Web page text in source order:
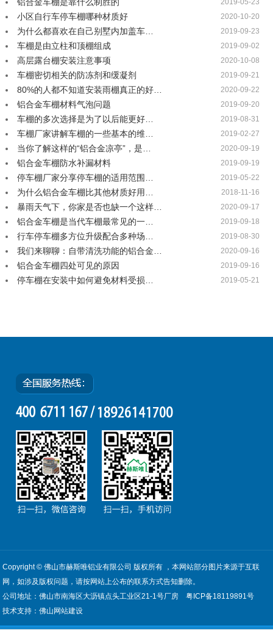
2019-05-23
小区自行车停车棚哪种材质好 2020-10-20
为什么都喜欢在自己别墅内加盖车… 2019-09-23
车棚是由立柱和顶棚组成 2019-09-02
高层露台棚安装注意事项 2020-10-08
车棚密切相关的防冻剂和缓凝剂 2019-09-21
80%的人都不知道安装雨棚真正的好… 2020-09-22
铝合金车棚材料气泡问题 2019-09-20
车棚的多次选择是为了以后能更好… 2019-08-31
车棚厂家讲解车棚的一些基本的维… 2019-02-27
当你了解这样的“铝合金凉亭”，是… 2020-09-19
铝合金车棚防水补漏材料 2019-09-19
停车棚厂家分享停车棚的适用范围… 2019-05-22
为什么铝合金车棚比其他材质好用… 2018-11-16
暴雨天气下，你家是否也缺一个这样… 2020-09-17
铝合金车棚是当代车棚最常见的一… 2019-09-18
行车停车棚多方位升级配合多种场… 2019-08-30
我们来聊聊：自带清洗功能的铝合金… 2020-09-16
铝合金车棚四处可见的原因 2019-09-16
停车棚在安装中如何避免材料受损… 2019-05-21
Copyright © 佛山市赫斯唯铝业有限公司 版权所有 ，本网站部分图片来源于互联
网，如涉及版权问题，请按网站上公布的联系方式告知删除。
公司地址：佛山市南海区大沥镇点头工业区21-1号厂房粤ICP备18119891号
技术支持：佛山网站建设